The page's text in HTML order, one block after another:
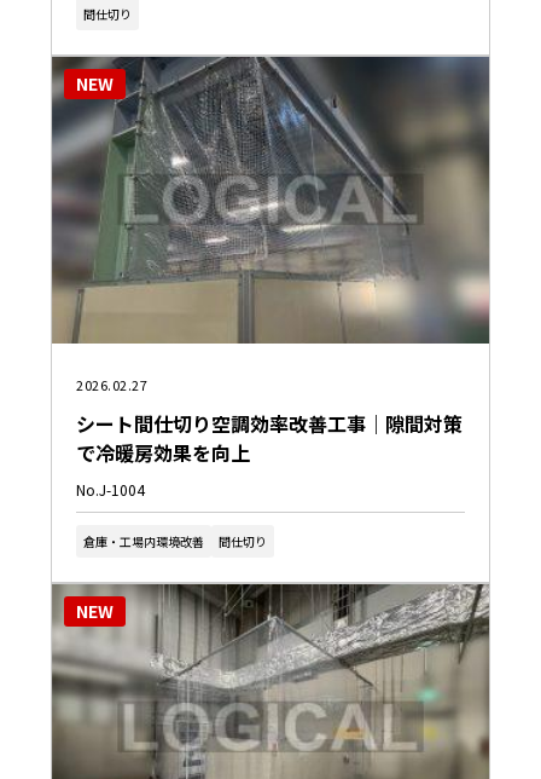
間仕切り
NEW
2026.02.27
シート間仕切り空調効率改善工事｜隙間対策
で冷暖房効果を向上
No.J-1004
倉庫・工場内環境改善 間仕切り
NEW